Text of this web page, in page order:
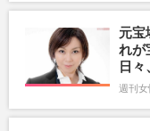
元宝
れが
日
週刊